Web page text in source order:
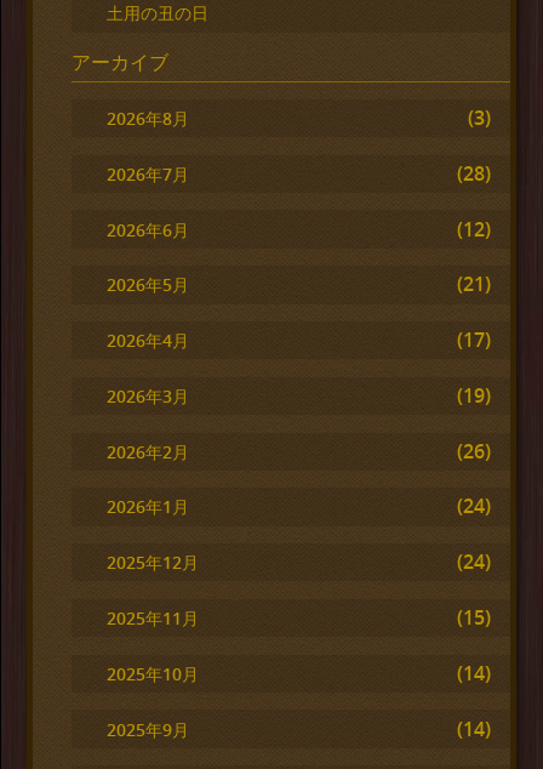
土用の丑の日
アーカイブ
2026年8月 (3)
2026年7月 (28)
2026年6月 (12)
2026年5月 (21)
2026年4月 (17)
2026年3月 (19)
2026年2月 (26)
2026年1月 (24)
2025年12月 (24)
2025年11月 (15)
2025年10月 (14)
2025年9月 (14)